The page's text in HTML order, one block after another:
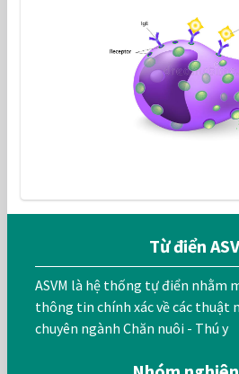
Từ điển
ASVM là hệ thống tự điển nhằm
thông tin chính xác về các thuật
chuyên ngành Chăn nuôi - Thú y